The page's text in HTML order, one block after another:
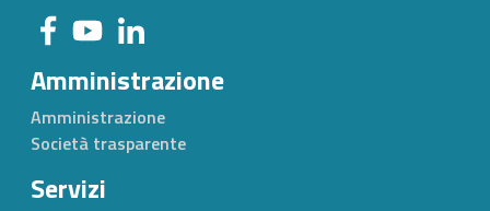
Amministrazione
Amministrazione
Società trasparente
Servizi